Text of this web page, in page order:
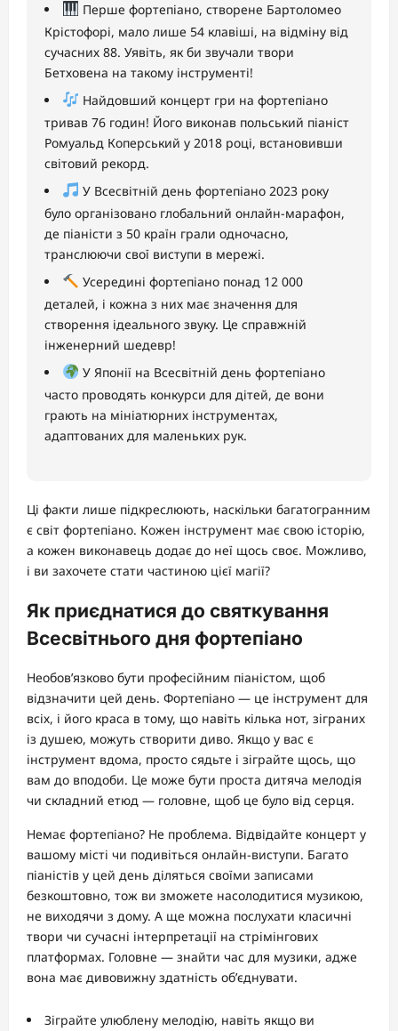
Перше фортепіано, створене Бартоломео
Крістофорі, мало лише 54 клавіші, на відміну від
сучасних 88. Уявіть, як би звучали твори
Бетховена на такому інструменті!
Найдовший концерт гри на фортепіано
тривав 76 годин! Його виконав польський піаніст
Ромуальд Коперський у 2018 році, встановивши
світовий рекорд.
У Всесвітній день фортепіано 2023 року
було організовано глобальний онлайн-марафон,
де піаністи з 50 країн грали одночасно,
транслюючи свої виступи в мережі.
Усередині фортепіано понад 12 000
деталей, і кожна з них має значення для
створення ідеального звуку. Це справжній
інженерний шедевр!
У Японії на Всесвітній день фортепіано
часто проводять конкурси для дітей, де вони
грають на мініатюрних інструментах,
адаптованих для маленьких рук.
Ці факти лише підкреслюють, наскільки багатогранним
є світ фортепіано. Кожен інструмент має свою історію,
а кожен виконавець додає до неї щось своє. Можливо,
і ви захочете стати частиною цієї магії?
Як приєднатися до святкування
Всесвітнього дня фортепіано
Необов’язково бути професійним піаністом, щоб
відзначити цей день. Фортепіано — це інструмент для
всіх, і його краса в тому, що навіть кілька нот, зіграних
із душею, можуть створити диво. Якщо у вас є
інструмент вдома, просто сядьте і зіграйте щось, що
вам до вподоби. Це може бути проста дитяча мелодія
чи складний етюд — головне, щоб це було від серця.
Немає фортепіано? Не проблема. Відвідайте концерт у
вашому місті чи подивіться онлайн-виступи. Багато
піаністів у цей день діляться своїми записами
безкоштовно, тож ви зможете насолодитися музикою,
не виходячи з дому. А ще можна послухати класичні
твори чи сучасні інтерпретації на стрімінгових
платформах. Головне — знайти час для музики, адже
вона має дивовижну здатність об’єднувати.
Зіграйте улюблену мелодію, навіть якщо ви